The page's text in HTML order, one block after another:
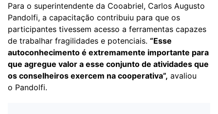
Para o superintendente da Cooabriel, Carlos Augusto
Pandolfi, a capacitação contribuiu para que os
participantes tivessem acesso a ferramentas capazes
de trabalhar fragilidades e potenciais. “Esse
autoconhecimento é extremamente importante para
que agregue valor a esse conjunto de atividades que
os conselheiros exercem na cooperativa”, avaliou
o Pandolfi.